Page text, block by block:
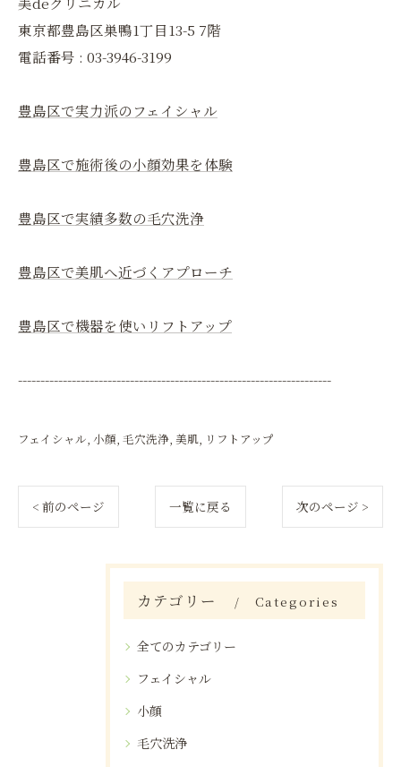
東京都豊島区巣鴨1丁目13-5 7階
電話番号 : 03-3946-3199
豊島区で実力派のフェイシャル
豊島区で施術後の小顔効果を体験
豊島区で実績多数の毛穴洗浄
豊島区で美肌へ近づくアプローチ
豊島区で機器を使いリフトアップ
----------------------------------------------------------------------
フェイシャル 小顔 毛穴洗浄 美肌 リフトアップ
< 前のページ 一覧に戻る 次のページ >
カテゴリー Categories
全てのカテゴリー
フェイシャル
小顔
毛穴洗浄